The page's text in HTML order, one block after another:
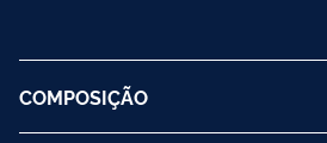
COMPOSIÇÃO